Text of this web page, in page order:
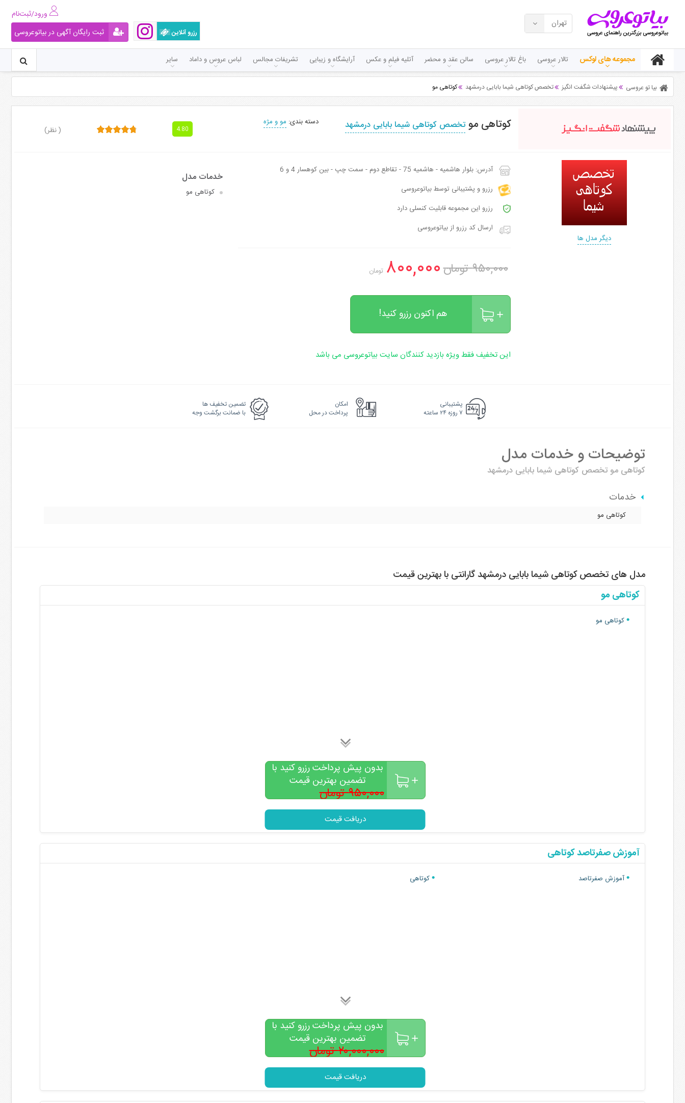
تهران
رزرو آنلاین
ثبت رایگان آگهی در بیاتوعروسی
مجموعه های لوکس تالار عروسی باغ تالار عروسی سالن عقد و محضر آتلیه فیلم و عکس آرایشگاه و زیبایی تشریفات مجالس لباس عروس و داماد سایر
بیا تو عروسی پیشنهادات شگفت انگیز تخصص کوتاهی شیما بابایی درمشهد کوتاهی مو
کوتاهی مو تخصص کوتاهی شیما بابایی درمشهد دسته بندی: مو و مژه
4.80 ( نظر)
دیگر مدل ها
آدرس: بلوار هاشمیه - هاشمیه 75 - تقاطع دوم - سمت چپ - بین کوهسار 4 و 6
رزرو و پشتیبانی توسط بیاتوعروسی
رزرو این مجموعه قابلیت کنسلی دارد
ارسال کد رزرو از بیاتوعروسی
۹۵۰,۰۰۰ تومان ۸۰۰,۰۰۰ تومان
هم اکنون رزرو کنید!
این تخفیف فقط ویژه بازدید کنندگان سایت بیاتوعروسی می باشد
کوتاهی مو
پشتیبانی
۷ روزه ۲۴ ساعته
امکان
پرداخت در محل
تضمین تخفیف ها
با ضمانت برگشت وجه
توضیحات و خدمات مدل
کوتاهی موتخصص کوتاهی شیما بابایی درمشهد
خدمات
کوتاهی مو
مدل های تخصص کوتاهی شیما بابایی درمشهد گارانتی با بهترین قیمت
کوتاهی مو
کوتاهی مو
بدون پیش پرداخت رزرو کنید با
تضمین بهترین قیمت
۹۵۰,۰۰۰ تومان
۸۰۰,۰۰۰تومان
دریافت قیمت
آموزش صفرتاصد کوتاهی
آموزش صفرتاصد کوتاهی
بدون پیش پرداخت رزرو کنید با
تضمین بهترین قیمت
۲۰,۰۰۰,۰۰۰ تومان
۱۵,۹۰۰,۰۰۰تومان
دریافت قیمت